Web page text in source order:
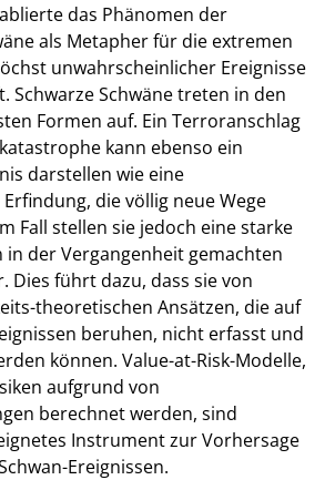
das Phänomen der
als Metapher für die extremen
unwahrscheinlicher Ereignisse
Schwarze Schwäne treten in den
Formen auf. Ein Terroranschlag
kann ebenso ein
darstellen wie eine
die völlig neue Wege
Fall stellen sie jedoch eine starke
in der Vergangenheit gemachten
Dies führt dazu, dass sie von
theoretischen Ansätzen, die auf
beruhen, nicht erfasst und
können. Value-at-Risk-Modelle,
aufgrund von
berechnet werden, sind
Instrument zur Vorhersage
Ereignissen.